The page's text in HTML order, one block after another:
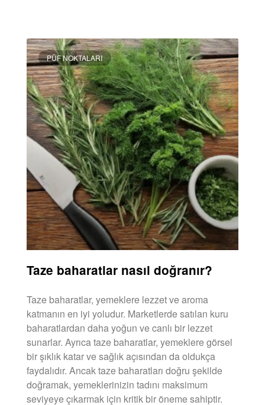
PÜF NOKTALARI
Taze baharatlar nasıl doğranır?
Taze baharatlar, yemeklere lezzet ve aroma
katmanın en iyi yoludur. Marketlerde satılan kuru
baharatlardan daha yoğun ve canlı bir lezzet
sunarlar. Ayrıca taze baharatlar, yemeklere görsel
bir şıklık katar ve sağlık açısından da oldukça
faydalıdır. Ancak taze baharatları doğru şekilde
doğramak, yemeklerinizin tadını maksimum
seviyeye çıkarmak için kritik bir öneme sahiptir.